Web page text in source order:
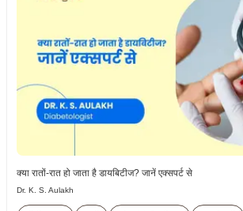
क्या रातों-रात हो जाता है डायबिटीज? जानें एक्सपर्ट से
Dr. K. S. Aulakh